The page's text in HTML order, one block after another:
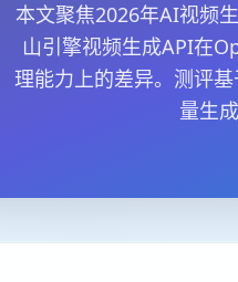
本文聚焦2026年AI视频
山引擎视频生成API在
理能力上的差异。测评
量生